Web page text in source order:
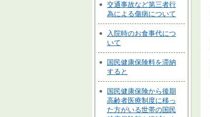
交通事故など第三者行
為による傷病について
入院時のお食事代につ
いて
国民健康保険料を滞納
すると
国民健康保険から後期
高齢者医療制度に移っ
た方がいる世帯の国民